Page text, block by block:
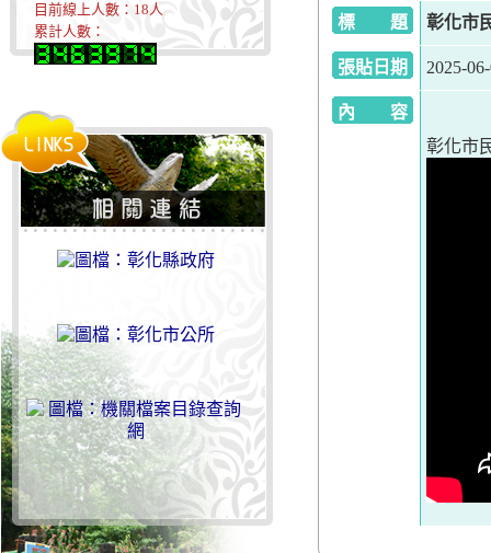
目前線上人數： 18人
累計人數：
標 題 彰化市
張貼日期 2025-
內 容
彰化市